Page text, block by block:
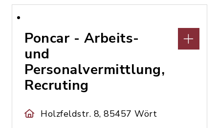
Poncar - Arbeits-
und
Personalvermittlung,
Recruting
Holzfeldstr. 8, 85457 Wört